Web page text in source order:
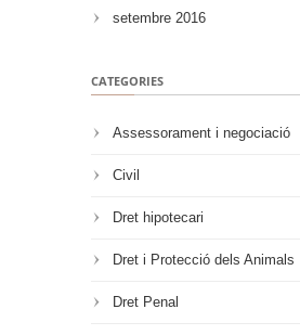
setembre 2016
CATEGORIES
Assessorament i negociació
Civil
Dret hipotecari
Dret i Protecció dels Animals
Dret Penal